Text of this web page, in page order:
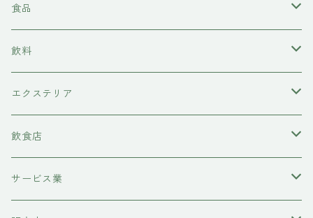
稲見商店
momo farm
前田牧場
吉岡食品工業
ハニーラルヴァ
洗剤
雑貨
コースター
ヘアケア
シャンプー
コンディショナー
水槽底床
コースター
食品
味噌
カレー
牛肉
糀
飲料
日本酒
ワイン
甘酒
エクステリア
物置
飲食店
レストラン
サービス業